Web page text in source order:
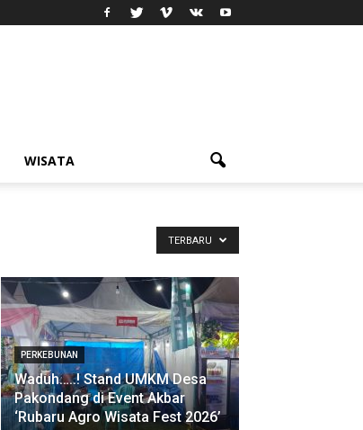
WISATA
TERBARU
PERKEBUNAN
Waduh…..! Stand UMKM Desa
Pakondang di Event Akbar
‘Rubaru Agro Wisata Fest 2026’